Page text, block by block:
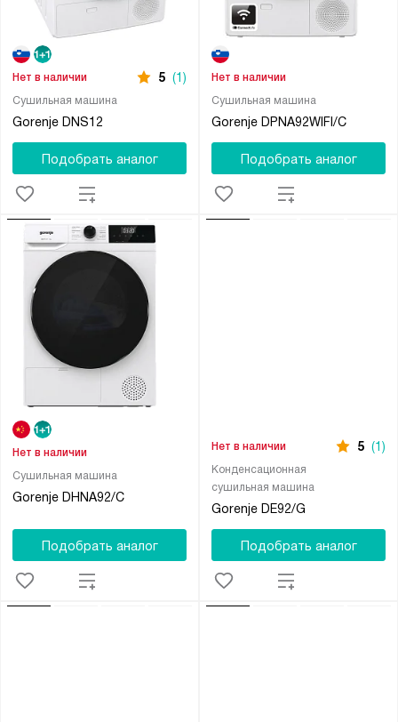
Сушильная машина
Gorenje DNS12
Нет в наличии 5 (1)
Подобрать аналог
Сушильная машина
Gorenje DPNA92WIFI/C
Нет в наличии
Подобрать аналог
Сушильная машина
Gorenje DHNA92/C
Нет в наличии
Подобрать аналог
Конденсационная
сушильная машина
Gorenje DE92/G
Нет в наличии 5 (1)
Подобрать аналог